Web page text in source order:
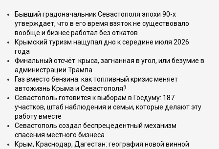
Бывший градоначальник Севастополя эпохи 90-х
утверждает, что в его время взяток не существовало
вообще и бизнес работал без откатов
Крымский туризм нащупал дно к середине июля 2026
года
Финальный отсчёт: крыса, загнанная в угол, или безумие в
администрации Трампа
Газ вместо бензина: как топливный кризис меняет
автожизнь Крыма и Севастополя?
Севастополь готовится к выборам в Госдуму: 187
участков, штаб наблюдения и семьи, которые делают эту
работу вместе
Севастополь создал беспрецедентный механизм
спасения местного бизнеса
Крым, Краснодар, Дагестан: география новой винной